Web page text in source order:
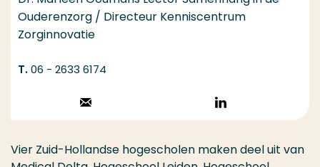
Ouderenzorg / Directeur Kenniscentrum
Zorginnovatie
06 - 2633 6174
Stuur een email
Volg op
LinkedIn
Vier Zuid-Hollandse hogescholen maken deel uit van